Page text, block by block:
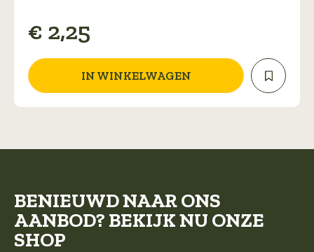
€ 2,25
IN WINKELWAGEN
BENIEUWD NAAR ONS
AANBOD? BEKIJK NU ONZE
SHOP